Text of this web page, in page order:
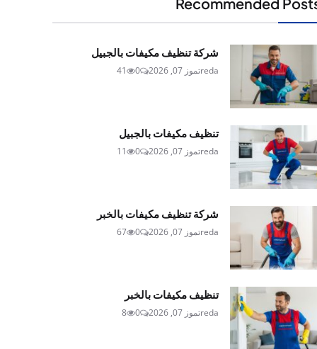
شركة تنظيف مكيفات بالجبيل
redaتموز 07, 2026 0
41
تنظيف مكيفات بالجبيل
redaتموز 07, 2026 0
11
شركة تنظيف مكيفات بالخبر
redaتموز 07, 2026 0
67
تنظيف مكيفات بالخبر
redaتموز 07, 2026 0
8